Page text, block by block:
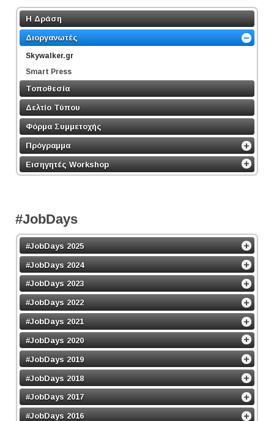
Η Δράση
Διοργανωτές
Skywalker.gr
Smart Press
Τοποθεσία
Δελτίο Τύπου
Φόρμα Συμμετοχής
Πρόγραμμα
Εισηγητές Workshop
#JobDays
#JobDays 2025
#JobDays 2024
#JobDays 2023
#JobDays 2022
#JobDays 2021
#JobDays 2020
#JobDays 2019
#JobDays 2018
#JobDays 2017
#JobDays 2016